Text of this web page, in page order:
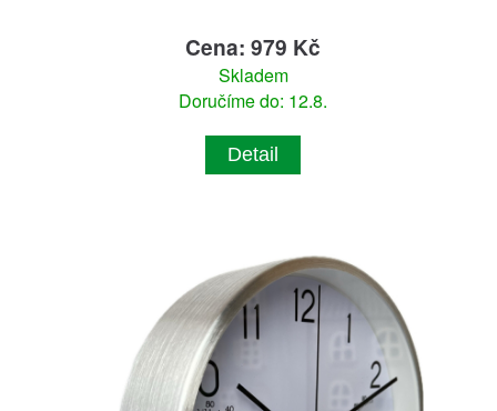
Cena: 979 Kč
Skladem
Doručíme do: 12.8.
Detail